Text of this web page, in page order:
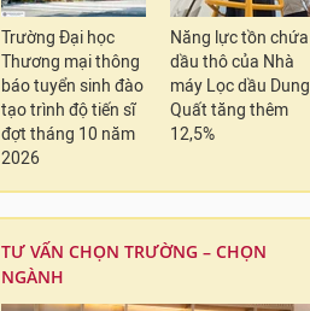
Trường Đại học
Thương mại thông
báo tuyển sinh đào
tạo trình độ tiến sĩ
đợt tháng 10 năm
2026
Năng lực tồn chứa
dầu thô của Nhà
máy Lọc dầu Dung
Quất tăng thêm
12,5%
TƯ VẤN CHỌN TRƯỜNG – CHỌN
NGÀNH